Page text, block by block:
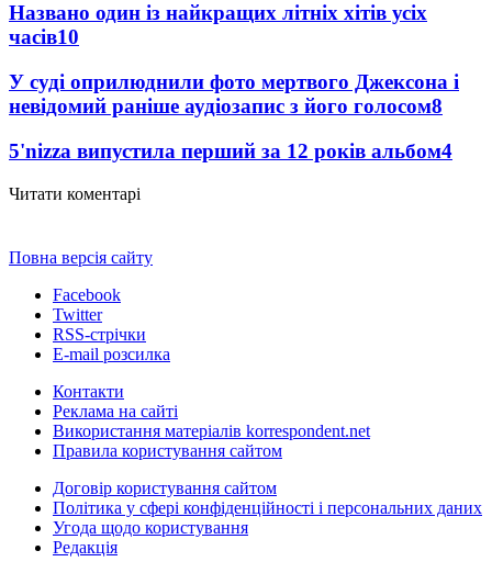
Названо один із найкращих літніх хітів усіх
часів10
У суді оприлюднили фото мертвого Джексона і
невідомий раніше аудіозапис з його голосом8
5'nizza випустила перший за 12 років альбом4
Читати коментарі
Повна версія сайту
Facebook
Twitter
RSS-стрічки
E-mail розсилка
Контакти
Реклама на сайті
Використання матеріалів korrespondent.net
Правила користування сайтом
Договір користування сайтом
Політика у сфері конфіденційності і персональних даних
Угода щодо користування
Редакція